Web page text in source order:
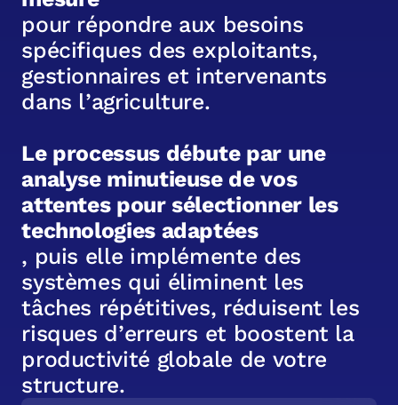
pour répondre aux besoins
spécifiques des exploitants,
gestionnaires et intervenants
dans l’agriculture.
Le processus débute par une
analyse minutieuse de vos
attentes pour sélectionner les
technologies adaptées
, puis elle implémente des
systèmes qui éliminent les
tâches répétitives, réduisent les
risques d’erreurs et boostent la
productivité globale de votre
structure.